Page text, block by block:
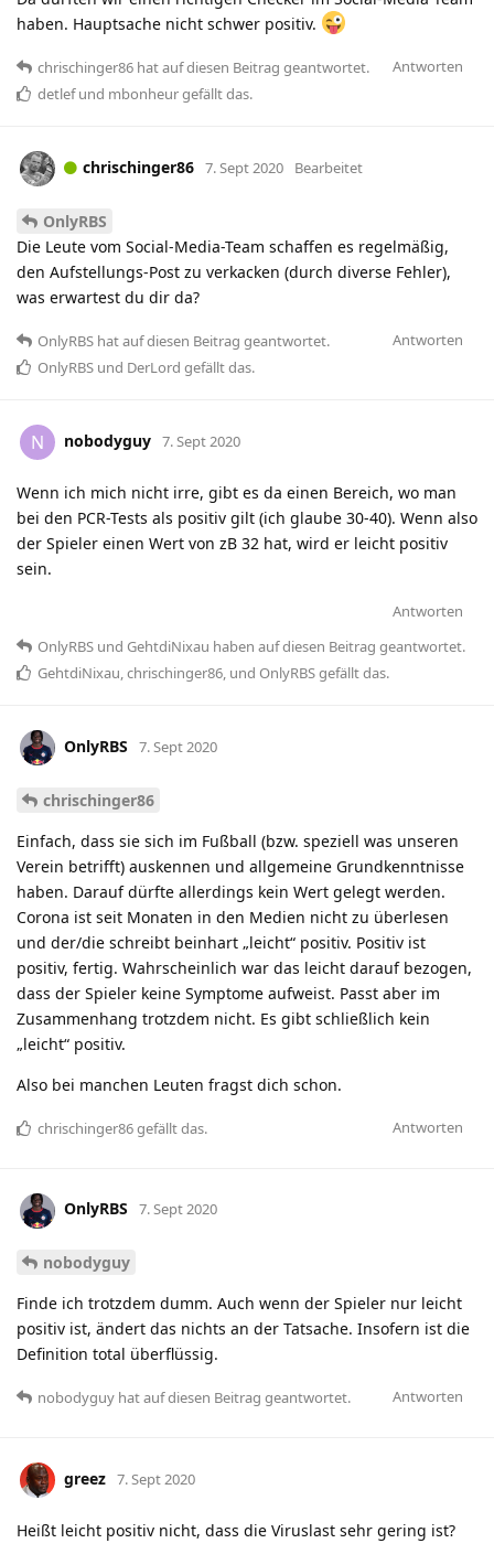
haben. Hauptsache nicht schwer positiv.
Antworten
chrischinger86 hatauf diesen Beitrag geantwortet.
detlefund mbonheurgefällt das.
chrischinger86 7. Sept 2020 Bearbeitet
OnlyRBS
Die Leute vom Social-Media-Team schaffen es regelmäßig,
den Aufstellungs-Post zu verkacken (durch diverse Fehler),
was erwartest du dir da?
Antworten
OnlyRBS hatauf diesen Beitrag geantwortet.
OnlyRBS und DerLord gefällt das.
N nobodyguy 7. Sept 2020
Wenn ich mich nicht irre, gibt es da einen Bereich, wo man
bei den PCR-Tests als positiv gilt (ich glaube 30-40). Wenn also
der Spieler einen Wert von zB 32 hat, wird er leicht positiv
sein.
Antworten
OnlyRBS und GehtdiNixau haben auf diesen Beitrag geantwortet.
GehtdiNixau,chrischinger86, und OnlyRBSgefällt das.
OnlyRBS 7. Sept 2020
chrischinger86
Einfach, dass sie sich im Fußball (bzw. speziell was unseren
Verein betrifft) auskennen und allgemeine Grundkenntnisse
haben. Darauf dürfte allerdings kein Wert gelegt werden.
Corona ist seit Monaten in den Medien nicht zu überlesen
und der/die schreibt beinhart „leicht“ positiv. Positiv ist
positiv, fertig. Wahrscheinlich war das leicht darauf bezogen,
dass der Spieler keine Symptome aufweist. Passt aber im
Zusammenhang trotzdem nicht. Es gibt schließlich kein
„leicht“ positiv.
Also bei manchen Leuten fragst dich schon.
Antworten
chrischinger86gefällt das.
OnlyRBS 7. Sept 2020
nobodyguy
Finde ich trotzdem dumm. Auch wenn der Spieler nur leicht
positiv ist, ändert das nichts an der Tatsache. Insofern ist die
Definition total überflüssig.
Antworten
nobodyguy hatauf diesen Beitrag geantwortet.
greez 7. Sept 2020
Heißt leicht positiv nicht, dass die Viruslast sehr gering ist?